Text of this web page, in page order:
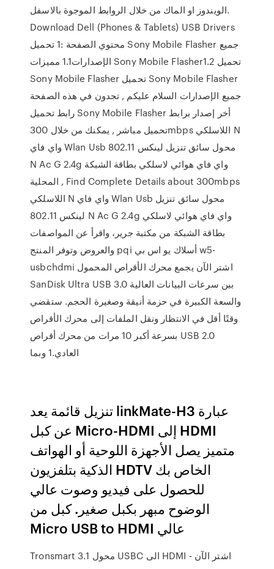
الويندوز او الماك من خلال الروابط الموجوة بالاسفل.
Download Dell (Phones & Tablets) USB Drivers
محتوي الصفحة :1 تحميل Sony Mobile Flasher جميع
الإصدارات1.1 مميزات Sony Mobile Flasher1.2 تحميل
Sony Mobile Flasher تحميل Sony Mobile Flasher
جميع الإصدارات السلام عليكم , تجدون في هذه الصفحة
رابط تحميل Sony Mobile Flasher أخر إصدار برابط
تحميل مباشر , يمكنك من خلال 300mbps اللاسلكي N
واي فاي Wlan Usb محول سائق تنزيل لينكس 802.11
N Ac G 2.4g واي فاي هوائي لاسلكي بطاقة الشبكة
المحلية , Find Complete Details about 300mbps
اللاسلكي N واي فاي Wlan Usb محول سائق تنزيل
لينكس 802.11 N Ac G 2.4g واي فاي هوائي لاسلكي
بطاقة الشبكة من مكتبة جرير، واقرأ عن المواصفات
والعروض وتوفر المنتج pqi أسلاك يو اس بي w5-
usbchdmi اشتر الآن يجمع محرك الأقراص المحمول
SanDisk Ultra USB 3.0 بين سرعات البيانات العالية
والسعة الكبيرة في حزمة أنيقة وصغيرة الحجم. ستقضي
وقتًا أقل في الانتظار ونقل الملفات إلى محرك الأقراص
بسرعة أكبر 10 مرات من محرك أقراص USB 2.0
العادي.1 وبما
تنزيل قائمة يعد linkMate-H3 عبارة
عن كبل Micro-HDMI إلى HDMI
متميز يصل الأجهزة اللوحية أو الهواتف
الذكية بتلفزيون HDTV الخاص بك
للحصول على فيديو وصوت عالي
الوضوح مبهر بكبل صغير. كبل من
Micro USB to HDMI عالي
Tronsmart محول 3.1 USBC الى HDMI اشتر الآن -